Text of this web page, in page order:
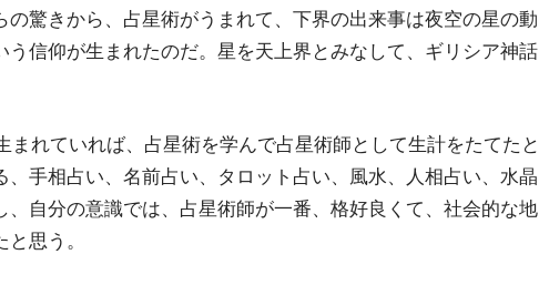
の驚きから、占星術がうまれて、下界の出来事は夜空の星の動
う信仰が生まれたのだ。星を天上界とみなして、ギリシア神話
まれていれば、占星術を学んで占星術師として生計をたてたと
、手相占い、名前占い、タロット占い、風水、人相占い、水晶
、自分の意識では、占星術師が一番、格好良くて、社会的な地
思う。